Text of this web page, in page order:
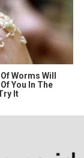
Worms Will
You In The
It